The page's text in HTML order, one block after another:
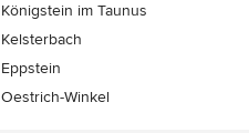
Königstein im Taunus
Kelsterbach
Eppstein
Oestrich-Winkel